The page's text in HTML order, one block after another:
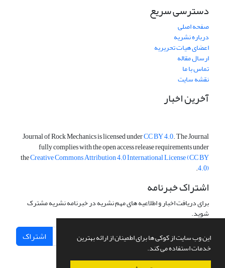
این وب سایت از کوکی ها برای اطمینان از ارائه بهترین
خدمات استفاده می کند.
دسترسی سریع
صفحه اصلی
درباره نشریه
اعضای هیات تحریریه
ارسال مقاله
تماس با ما
نقشه سایت
آخرین اخبار
Journal of Rock Mechanics is licensed underCC BY 4.0. The Journal
fully complies with the open access release requirements under
theCreative Commons Attribution 4.0 International License (CC BY
4.0)
.
اشتراک خبرنامه
برای دریافت اخبار و اطلاعیه های مهم نشریه در خبرنامه نشریه مشترک
شوید.
اشتراک